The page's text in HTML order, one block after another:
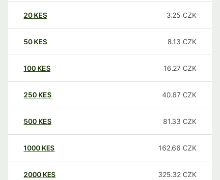
20 KES 3.25 CZK
50 KES 8.13 CZK
100 KES 16.27 CZK
250 KES 40.67 CZK
500 KES 81.33 CZK
1000 KES 162.66 CZK
2000 KES 325.32 CZK